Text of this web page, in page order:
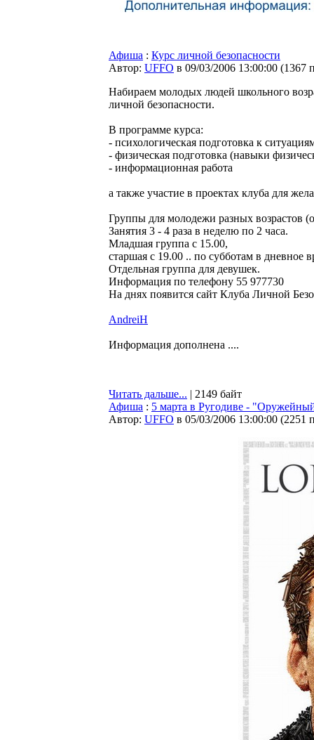
Афиша : Курс личной безопасности
Автор: UFFO в 09/03/2006 13:00:00 (1367
Набираем молодых людей школьного
личной безопасности.
В программе курса:
- психологическая подготовка к
- физическая подготовка (навыки
- информационная работа
а также участие в проектах клуба для
Группы для молодежи разных возрастов
Занятия 3 - 4 раза в неделю по 2 часа.
Младшая группа с 15.00,
старшая с 19.00 .. по субботам в дневное
Отдельная группа для девушек.
Информация по телефону 55 977730
На днях появится сайт Клуба Личной
AndreiH
Информация дополнена ....
Читать дальше... | 2149 байт
Афиша : 5 марта в Ругодиве -
Автор: UFFO в 05/03/2006 13:00:00 (2251